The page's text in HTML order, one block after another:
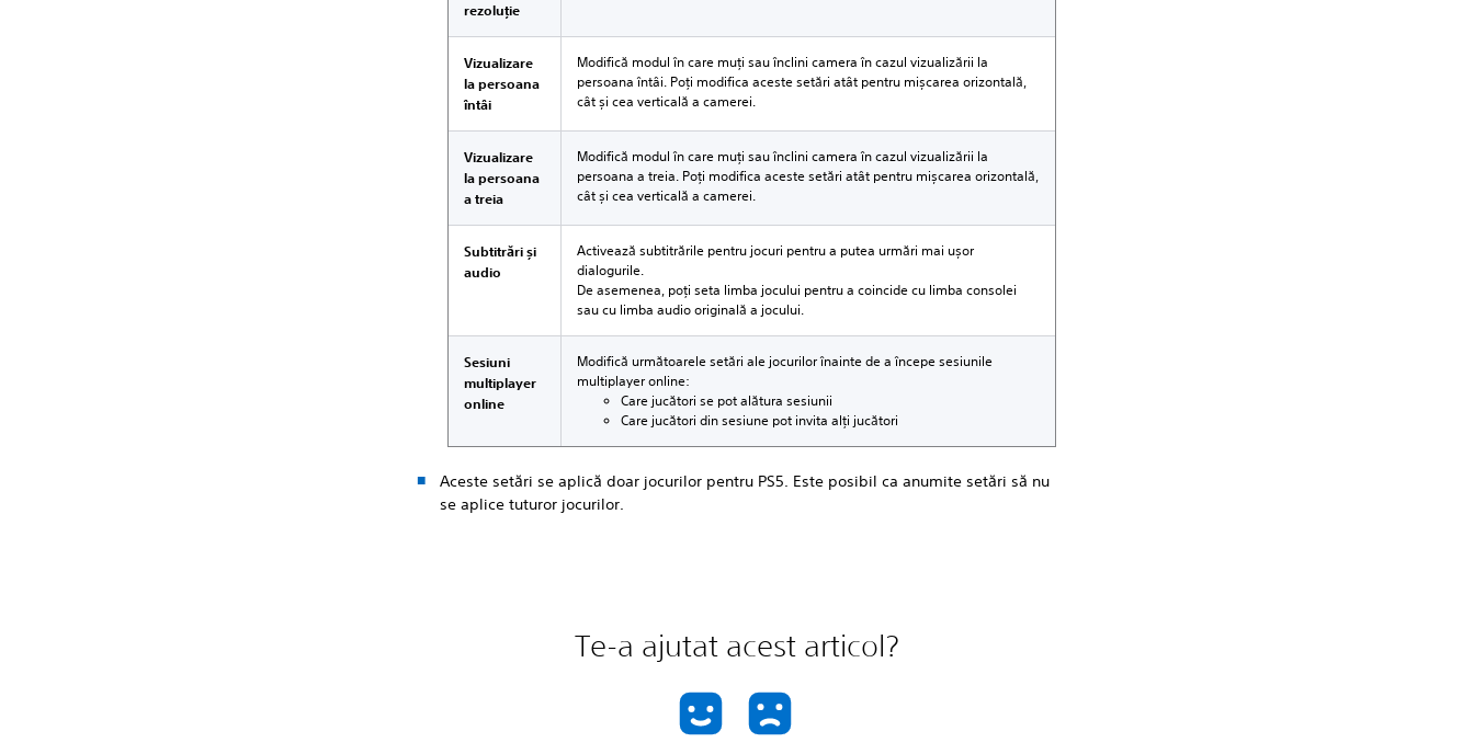
rezoluție
Vizualizare
la persoana
întâi
Modifică modul în care muți sau înclini camera în cazul vizualizării la
persoana întâi. Poți modifica aceste setări atât pentru mișcarea orizontală,
cât și cea verticală a camerei.
Vizualizare
la persoana
a treia
Modifică modul în care muți sau înclini camera în cazul vizualizării la
persoana a treia. Poți modifica aceste setări atât pentru mișcarea orizontală,
cât și cea verticală a camerei.
Subtitrări și
audio
Activează subtitrările pentru jocuri pentru a putea urmări mai ușor
dialogurile.
De asemenea, poți seta limba jocului pentru a coincide cu limba consolei
sau cu limba audio originală a jocului.
Sesiuni
multiplayer
online
Modifică următoarele setări ale jocurilor înainte de a începe sesiunile
multiplayer online:
Care jucători se pot alătura sesiunii
Care jucători din sesiune pot invita alți jucători
Aceste setări se aplică doar jocurilor pentru PS5. Este posibil ca anumite setări să nu
se aplice tuturor jocurilor.
Te-a ajutat acest articol?